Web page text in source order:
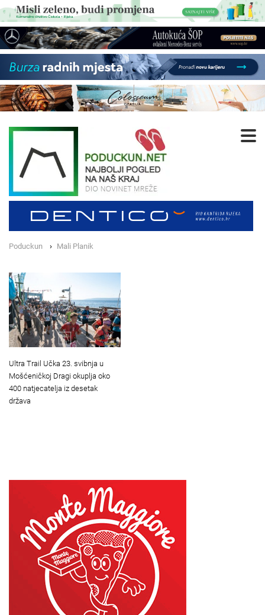
Poduckun Mali Planik
Ultra Trail Učka 23. svibnja u
Mošćeničkoj Dragi okuplja oko
400 natjecatelja iz desetak
država